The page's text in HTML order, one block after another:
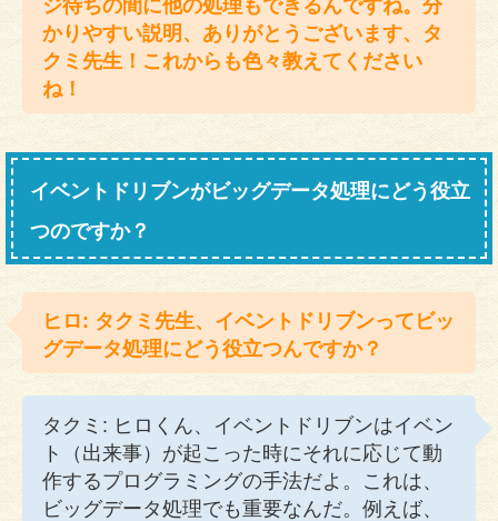
ジ待ちの間に他の処理もできるんですね。分
かりやすい説明、ありがとうございます、タ
クミ先生！これからも色々教えてください
ね！
イベントドリブンがビッグデータ処理にどう役立
つのですか？
ヒロ: タクミ先生、イベントドリブンってビッ
グデータ処理にどう役立つんですか？
タクミ: ヒロくん、イベントドリブンはイベン
ト（出来事）が起こった時にそれに応じて動
作するプログラミングの手法だよ。これは、
ビッグデータ処理でも重要なんだ。例えば、